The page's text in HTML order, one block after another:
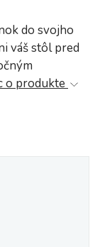
do svojho
váš stôl pred
o produkte